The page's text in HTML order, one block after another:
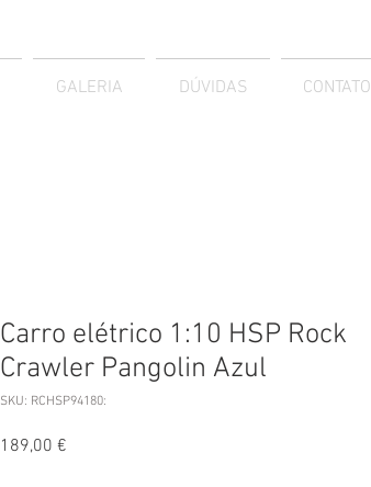
Carro elétrico 1:10 HSP Rock
Crawler Pangolin Azul
SKU: RCHSP94180:
189,00 €
GALERIA DÚVIDAS CONTATO